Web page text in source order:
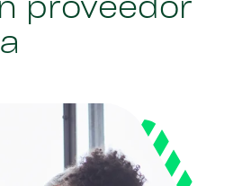
proveedor